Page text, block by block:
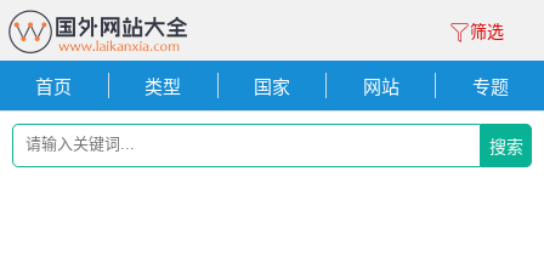
筛选
首页 类型 国家 网站 专题
搜索